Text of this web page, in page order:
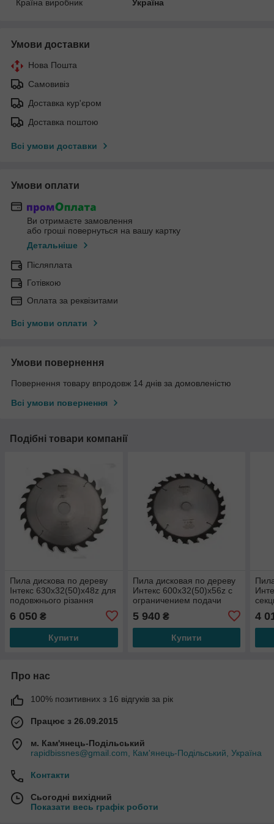
Країна виробник
Україна
Умови доставки
Нова Пошта
Самовивіз
Доставка кур'єром
Доставка поштою
Всі умови доставки
Умови оплати
Ви отримаєте замовлення
або гроші повернуться на вашу картку
Детальніше
Післяплата
Готівкою
Оплата за реквізитами
Всі умови оплати
Умови повернення
Повернення товару впродовж 14 днів за домовленістю
Всі умови повернення
Подібні товари компанії
Пила дискова по дереву
Інтекс 630x32(50)x48z для
подовжнього різання
6 050 ₴
Купити
Пила дисковая по дереву
Интекс 600x32(50)x56z с
ограничением подачи
5 940 ₴
Купити
4
Про нас
100% позитивних з 16 відгуків за рік
Працює з 26.09.2015
м. Кам'янець-Подільський
rapidbissnes@gmail.com, Кам'янець-Подільський, Україна
Контакти
Сьогодні вихідний
Показати весь графік роботи